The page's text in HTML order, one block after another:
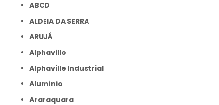
ABCD
ALDEIA DA SERRA
ARUJÁ
Alphaville
Alphaville Industrial
Alumínio
Araraquara